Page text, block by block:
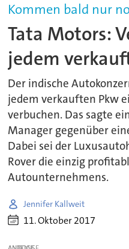
Kommen bald nur
Tata Motors:
jedem
Der indische
jedem verkauften Pkw
verbuchen. Das sagte
Manager gegenüber
Dabei sei der
Rover die einzig
Autounternehmens.
Jennifer Kallweit
11. Oktober 2017